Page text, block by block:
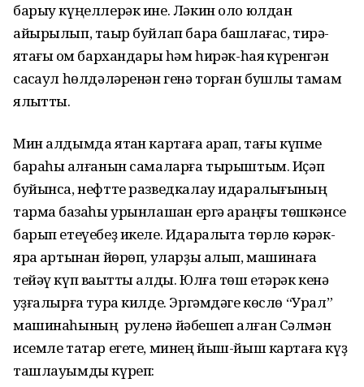
барыу күңеллерәк ине. Ләкин оло юлдан
айырылып, таҡыр буйлап бара башлағас, тирә-
яҡтағы ҡом бархандары һәм һирәк-һаяҡ күренгән
саҡсаул һөлдәләренән генә торған бушлыҡ тамам
ялҡытты.
Мин алдымда ятҡан картаға ҡарап, тағы күпме
бараһы ҡалғанын самаларға тырыштым. Иҫәп
буйынса, нефтте разведкалау идаралығының
тармаҡ базаһы урынлашҡан ергә ҡараңғы төшкәнсе
барып етеүебеҙ икеле. Идаралыҡта төрлө кәрәк-
яраҡ артынан йөрөп, уларҙы алып, машинаға
тейәү күп ваҡытты алды. Юлға төш етәрәк кенә
ҡуҙғалырға тура килде. Эргәмдәге көслө “Урал”
машинаһының руленә йәбешеп алған Сәлмән
исемле татар егете, минең йыш-йыш картаға күҙ
ташлауымды күреп: